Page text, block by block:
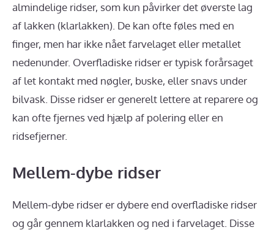
almindelige ridser, som kun påvirker det øverste lag
af lakken (klarlakken). De kan ofte føles med en
finger, men har ikke nået farvelaget eller metallet
nedenunder. Overfladiske ridser er typisk forårsaget
af let kontakt med nøgler, buske, eller snavs under
bilvask. Disse ridser er generelt lettere at reparere og
kan ofte fjernes ved hjælp af polering eller en
ridsefjerner.
Mellem-dybe ridser
Mellem-dybe ridser er dybere end overfladiske ridser
og går gennem klarlakken og ned i farvelaget. Disse